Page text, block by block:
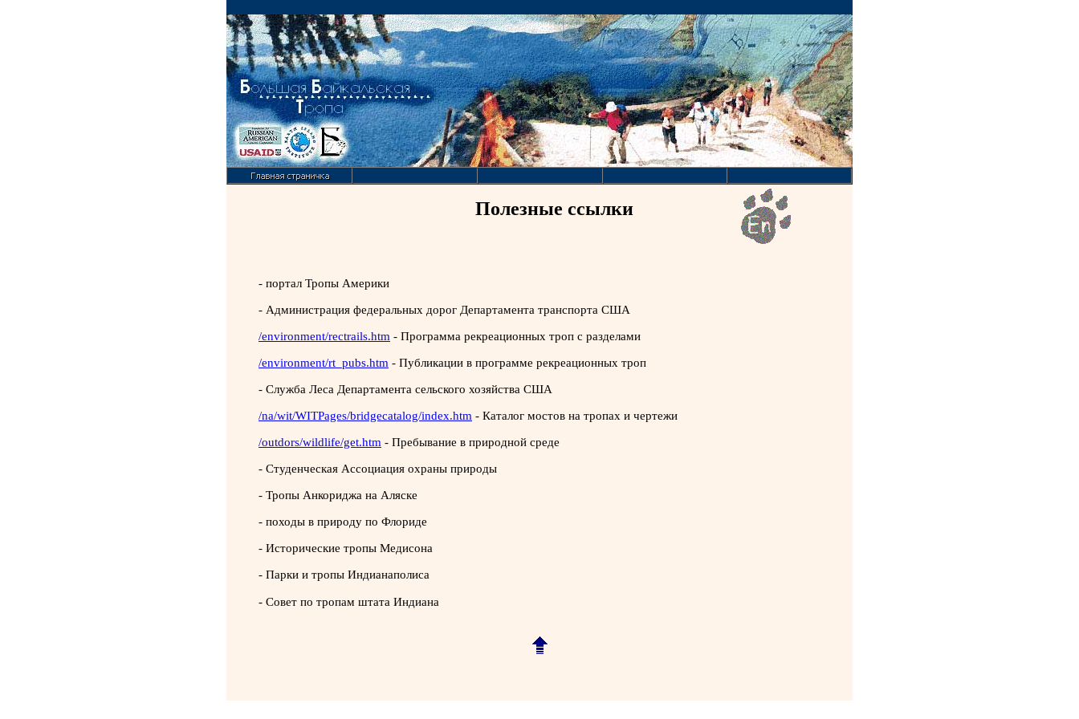
Полезные ссылки
- портал Тропы Америки
- Администрация федеральных дорог Департамента транспорта США
/environment/rectrails.htm - Программа рекреационных троп с разделами
/environment/rt_pubs.htm - Публикации в программе рекреационных троп
- Служба Леса Департамента сельского хозяйства США
/na/wit/WITPages/bridgecatalog/index.htm - Каталог мостов на тропах и чертежи
/outdors/wildlife/get.htm - Пребывание в природной среде
- Студенческая Ассоциация охраны природы
- Тропы Анкориджа на Аляске
- походы в природу по Флориде
- Исторические тропы Медисона
- Парки и тропы Индианаполиса
- Совет по тропам штата Индиана